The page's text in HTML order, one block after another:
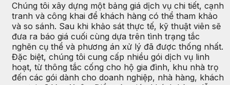
Chúng tôi xây dựng một bảng giá dịch vụ chi tiết, cạnh
tranh và công khai để khách hàng có thể tham khảo
và so sánh. Sau khi khảo sát thực tế, kỹ thuật viên sẽ
đưa ra báo giá cuối cùng dựa trên tình trạng tắc
nghẽn cụ thể và phương án xử lý đã được thống nhất.
Đặc biệt, chúng tôi cung cấp nhiều gói dịch vụ linh
hoạt, từ thông tắc cống cho hộ gia đình, khu nhà trọ
đến các gói dành cho doanh nghiệp, nhà hàng, khách